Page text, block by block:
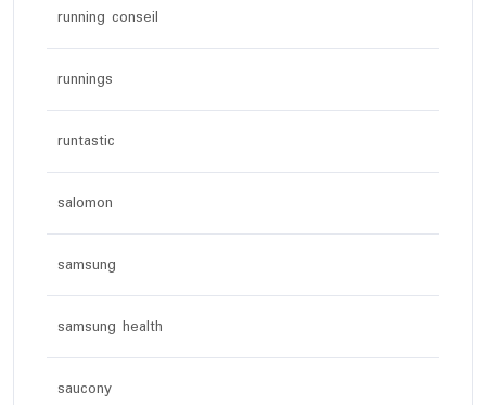
running conseil
runnings
runtastic
salomon
samsung
samsung health
saucony